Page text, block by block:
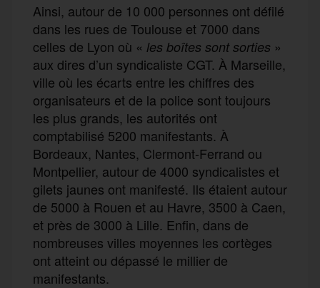
Ainsi, autour de 10 000 personnes ont défilé
dans les rues de Toulouse et 7000 dans
celles de Lyon où « les boîtes sont sorties »
aux dires d’un syndicaliste CGT. À Marseille,
ville où les écarts entre les chiffres des
organisateurs et de la police sont toujours
les plus grands, les autorités ont
comptabilisé 5200 manifestants. À
Bordeaux, Nantes, Clermont-Ferrand ou
Montpellier, autour de 4000 syndicalistes et
gilets jaunes ont manifesté. Ils étaient autour
de 5000 à Rouen et au Havre, 3500 à Caen,
et près de 3000 à Lille. Enfin, dans de
nombreuses villes moyennes les cortèges
ont atteint ou dépassé le millier de
manifestants.